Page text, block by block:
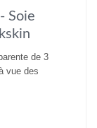
Soie
de 3
vue des